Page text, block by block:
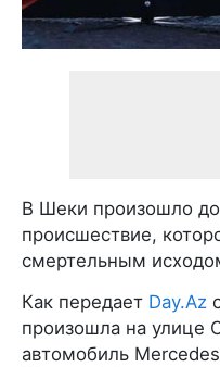
В Шеки произошло
происшествие,
смертельным
Как передает Day.Az
произошла на улице
автомобиль